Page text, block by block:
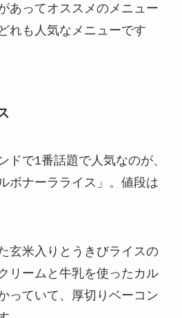
あってオススメのメニュー
れも人気なメニューです
ドで1番話題で人気なのが、
ボナーラライス」。値段は
玄米入りとうきびライスの
リームと牛乳を使ったカル
っていて、厚切りベーコン